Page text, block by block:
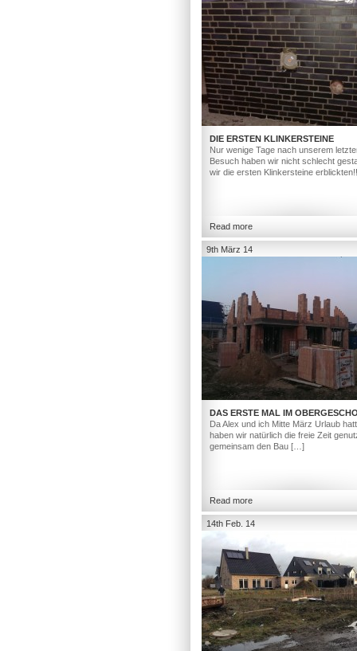
DIE ERSTEN KLINKERSTEINE
Nur wenige Tage nach unserem
Besuch haben wir nicht schlecht
wir die ersten Klinkersteine
Read more
9th März 14
DAS ERSTE MAL IM
Da Alex und ich Mitte März Urlaub
haben wir natürlich die freie Zeit
gemeinsam den Bau […]
Read more
14th Feb. 14